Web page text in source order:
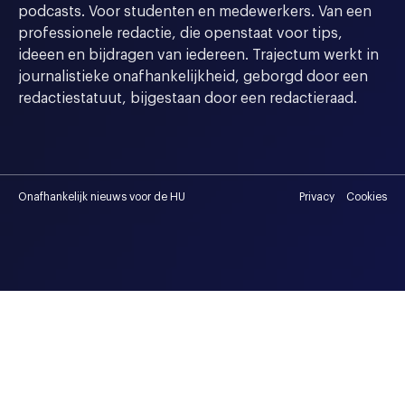
podcasts. Voor studenten en medewerkers. Van een
professionele redactie, die openstaat voor tips,
ideeen en bijdragen van iedereen. Trajectum werkt in
journalistieke onafhankelijkheid, geborgd door een
redactiestatuut, bijgestaan door een redactieraad.
Onafhankelijk nieuws voor de HU Privacy Cookies